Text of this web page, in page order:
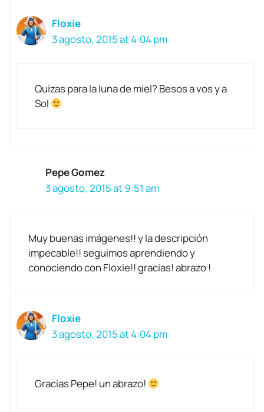
Floxie
3 agosto, 2015 at 4:04 pm
Quizas para la luna de miel? Besos a vos y a
Sol
Pepe Gomez
3 agosto, 2015 at 9:51 am
Muy buenas imágenes!! y la descripción
impecable!! seguimos aprendiendo y
conociendo con Floxie!! gracias! abrazo !
Floxie
3 agosto, 2015 at 4:04 pm
Gracias Pepe! un abrazo!